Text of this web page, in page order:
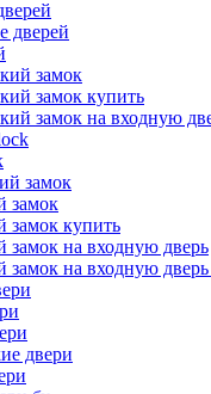
дверей
замок
замок купить
замок на входную
замок
замок
замок купить
замок на входную дверь
замок на входную
двери